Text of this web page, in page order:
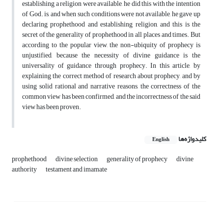
establishing a religion were available, he did this with the intention
of God. is, and when such conditions were not available, he gave up
declaring prophethood and establishing religion, and this is the
secret of the generality of prophethood in all places and times. But
according to the popular view, the non-ubiquity of prophecy is
unjustified, because the necessity of divine guidance is the
universality of guidance through prophecy. In this article, by
explaining the correct method of research about prophecy, and by
using solid rational and narrative reasons, the correctness of the
common view has been confirmed, and the incorrectness of the said
view has been proven.
کلیدواژه‌ها English
prophethood divine selection generality of prophecy divine
authority testament and imamate